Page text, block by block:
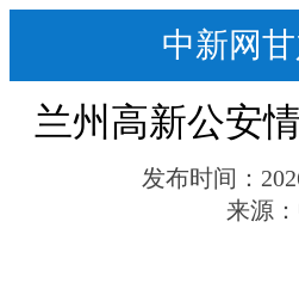
中新网
兰州高新公安
发布时间：
来源：